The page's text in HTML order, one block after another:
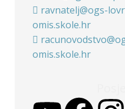
ravnatelj@ogs-
omis.skole.hr
omis.skole.hr